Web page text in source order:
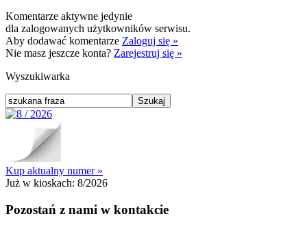
Komentarze aktywne jedynie
dla zalogowanych użytkowników serwisu.
Aby dodawać komentarze Zaloguj się »
Nie masz jeszcze konta? Zarejestruj się »
Wyszukiwarka
Kup aktualny numer »
Już w kioskach: 8/2026
Pozostań z nami w kontakcie